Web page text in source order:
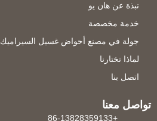
نبذة عن هان يو
خدمة مخصصة
جولة في مصنع أحواض غسيل السيراميك
لماذا تختارنا
اتصل بنا
تواصل معنا
+86-13828359133